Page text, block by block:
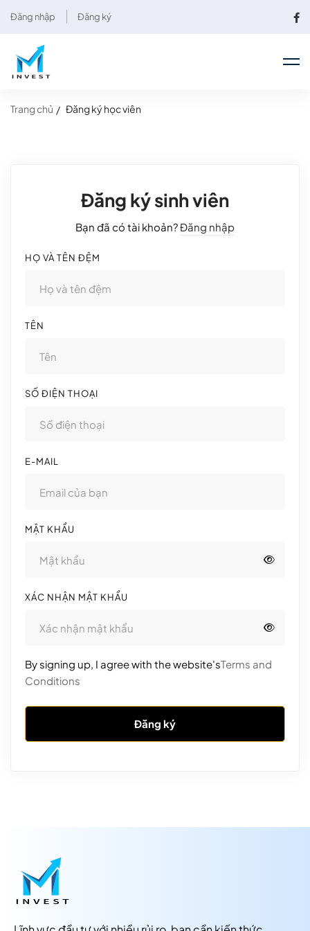
Đăng nhập Đăng ký
Trang chủ Đăng ký học viên
Đăng ký sinh viên
Bạn đã có tài khoản?Đăng nhập
HỌ VÀ TÊN ĐỆM
TÊN
SỐ ĐIỆN THOẠI
E-MAIL
MẬT KHẨU
XÁC NHẬN MẬT KHẨU
By signing up, I agree with the website'sTerms and
Conditions
Đăng ký